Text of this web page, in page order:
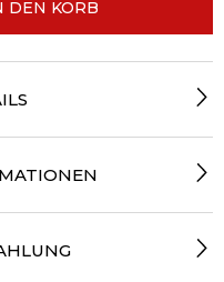
DEN KORB